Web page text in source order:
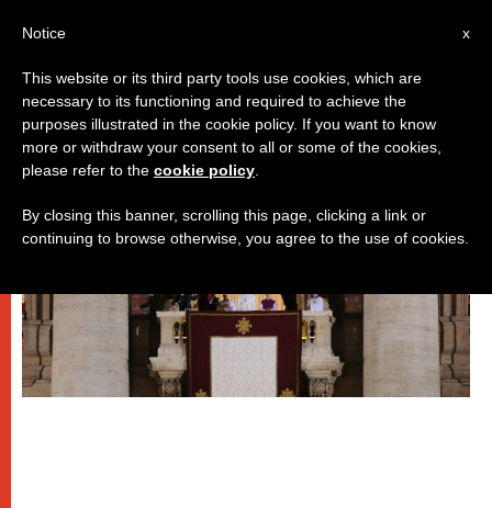
DICASTERI
x
Notice
This website or its third party tools use cookies, which are
necessary to its functioning and required to achieve the
purposes illustrated in the cookie policy. If you want to know
more or withdraw your consent to all or some of the cookies,
please refer to the cookie policy
By closing this banner, scrolling this page, clicking a link or
continuing to browse otherwise, you agree to the use of cookies.